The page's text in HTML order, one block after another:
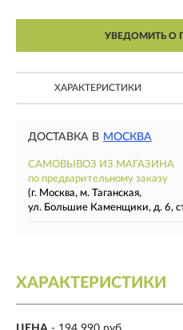
УВЕДОМИТЬ О
ХАРАКТЕРИСТИКИ
ДОСТАВКА В МОСКВА
САМОВЫВОЗ ИЗ МАГАЗИНА
по предварительному заказу
(г. Москва, м. Таганская,
ул. Большие Каменщики, д. 6,
ХАРАКТЕРИСТИКИ